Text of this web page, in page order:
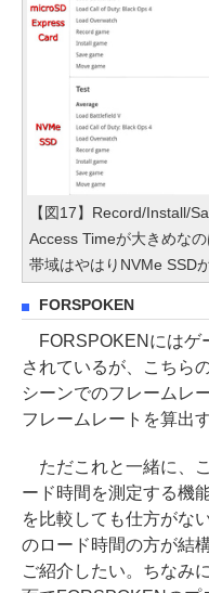
【図17】Record/Install/
Access Timeが大きめな
帯域はやはりNVMe SSD
FORSPOKEN
FORSPOKENにはゲ
されているが、こちら
シーンでのフレームレ
フレームレートを算出
ただこれと一緒に、
ード時間を測定する機
を比較しても仕方がな
のロード時間の方が結
ご紹介したい。ちなみ